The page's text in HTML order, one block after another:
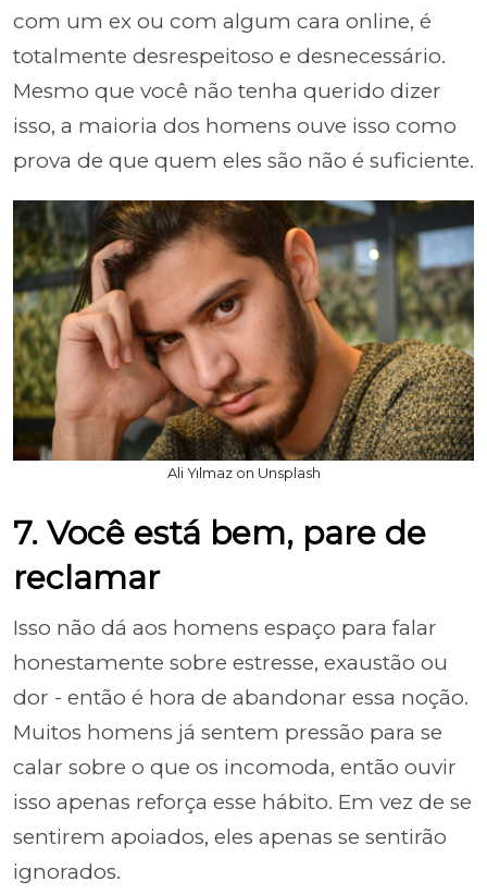
com um ex ou com algum cara online, é
totalmente desrespeitoso e desnecessário.
Mesmo que você não tenha querido dizer
isso, a maioria dos homens ouve isso como
prova de que quem eles são não é suficiente.
Ali Yılmaz on Unsplash
7. Você está bem, pare de
reclamar
Isso não dá aos homens espaço para falar
honestamente sobre estresse, exaustão ou
dor - então é hora de abandonar essa noção.
Muitos homens já sentem pressão para se
calar sobre o que os incomoda, então ouvir
isso apenas reforça esse hábito. Em vez de se
sentirem apoiados, eles apenas se sentirão
ignorados.